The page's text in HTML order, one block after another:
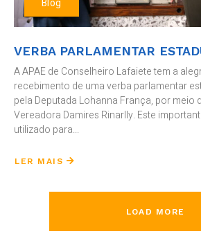
Blog
VERBA PARLAMENTAR
A APAE de Conselheiro Lafaiete tem a
recebimento de uma verba parlamentar
pela Deputada Lohanna França, por meio
Vereadora Damires Rinarlly. Este
utilizado para...
LER MAIS
LOAD MORE